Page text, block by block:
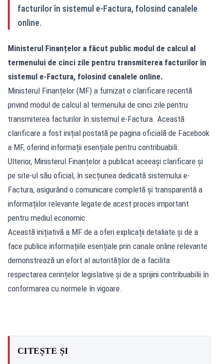
facturilor în sistemul e-Factura, folosind canalele
online.
Ministerul Finanțelor a făcut public modul de calcul al
termenului de cinci zile pentru transmiterea facturilor în
sistemul e-Factura, folosind canalele online.
Ministerul Finanțelor (MF) a furnizat o clarificare recentă
privind modul de calcul al termenului de cinci zile pentru
transmiterea facturilor în sistemul e-Factura. Această
clarificare a fost inițial postată pe pagina oficială de Facebook
a MF, oferind informații esențiale pentru contribuabili.
Ulterior, Ministerul Finanțelor a publicat aceeași clarificare și
pe site-ul său oficial, în secțiunea dedicată sistemului e-
Factura, asigurând o comunicare completă și transparentă a
informațiilor relevante legate de acest proces important
pentru mediul economic.
Această inițiativă a MF de a oferi explicații detaliate și de a
face publice informațiile esențiale prin canale online relevante
demonstrează un efort al autorităților de a facilita
respectarea cerințelor legislative și de a sprijini contribuabilii în
conformarea cu normele în vigoare.
CITEȘTE ȘI